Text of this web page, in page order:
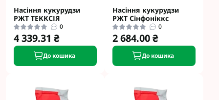
Насіння кукурудзи
РЖТ ТЕККСІЯ
0
4 339.31 ₴
До кошика
Насіння кукурудзи
РЖТ Сінфоніккс
0
2 684.00 ₴
До кошика